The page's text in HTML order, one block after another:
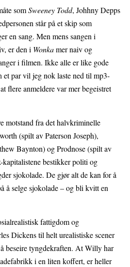
somSweeney Todd, Johhny Depps
står på et skip som
en sang. Men mens sangen i
er den i Wonkamer naiv og
i filmen. Ikke alle er like gode
et par vil jeg nok laste ned til mp3-
flere anmeldere var mer begeistret
motstand fra det halvkriminelle
(spilt av Paterson Joseph),
Baynton) og Prodnose (spilt av
kapitalistene bestikker politi og
sjokolade. De gjør alt de kan for å
å selge sjokolade – og bli kvitt en
fattigdom og
Dickens til helt urealistiske scener
beseire tyngdekraften. At Willy har
i en liten koffert, er heller